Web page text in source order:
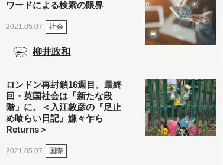
ワードによる検索の限界
2021.05.07 社会
柳井政和
ロンドン再封鎖16週目。最終
回・英国社会は「新たな段
階」に。＜入江敦彦の『足止
め喰らい日記』嫌々乍ら
Returns＞
2021.05.07 国際